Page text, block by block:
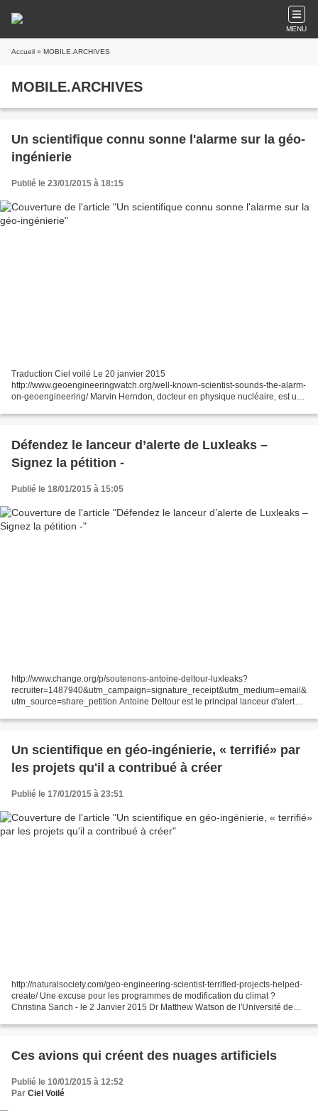
MENU
Accueil » MOBILE.ARCHIVES
MOBILE.ARCHIVES
Un scientifique connu sonne l'alarme sur la géo-
ingénierie
Publié le 23/01/2015 à 18:15
Traduction Ciel voilé Le 20 janvier 2015
http://www.geoengineeringwatch.org/well-known-scientist-sounds-the-alarm-
on-geoengineering/ Marvin Herndon, docteur en physique nucléaire, est un
Défendez le lanceur d’alerte de Luxleaks –
Signez la pétition -
Publié le 18/01/2015 à 15:05
http://www.change.org/p/soutenons-antoine-deltour-luxleaks?
recruiter=1487940&utm_campaign=signature_receipt&utm_medium=email&
utm_source=share_petition Antoine Deltour est le principal lanceur d'alerte
Un scientifique en géo-ingénierie, « terrifié» par
les projets qu'il a contribué à créer
Publié le 17/01/2015 à 23:51
http://naturalsociety.com/geo-engineering-scientist-terrified-projects-helped-
create/ Une excuse pour les programmes de modification du climat ?
Christina Sarich - le 2 Janvier 2015 Dr Matthew Watson de l'Université de
Ces avions qui créent des nuages artificiels
Publié le 10/01/2015 à 12:52
Par Ciel Voilé